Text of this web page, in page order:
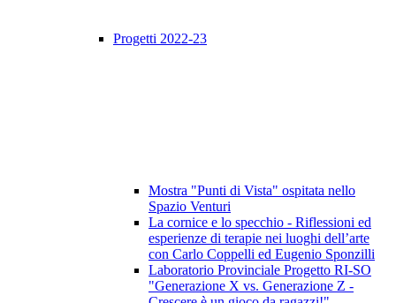
Progetti 2022-23
Mostra "Punti di Vista" ospitata nello
Spazio Venturi
La cornice e lo specchio - Riflessioni ed
esperienze di terapie nei luoghi dell’arte
con Carlo Coppelli ed Eugenio Sponzilli
Laboratorio Provinciale Progetto RI-SO
"Generazione X vs. Generazione Z -